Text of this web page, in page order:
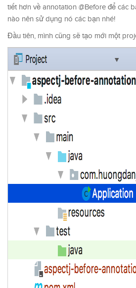
tiết hơn về annotation @Before để các
nào nên sử dụng nó các bạn nhé!
Đầu tiên, mình cũng sẽ tạo mới một